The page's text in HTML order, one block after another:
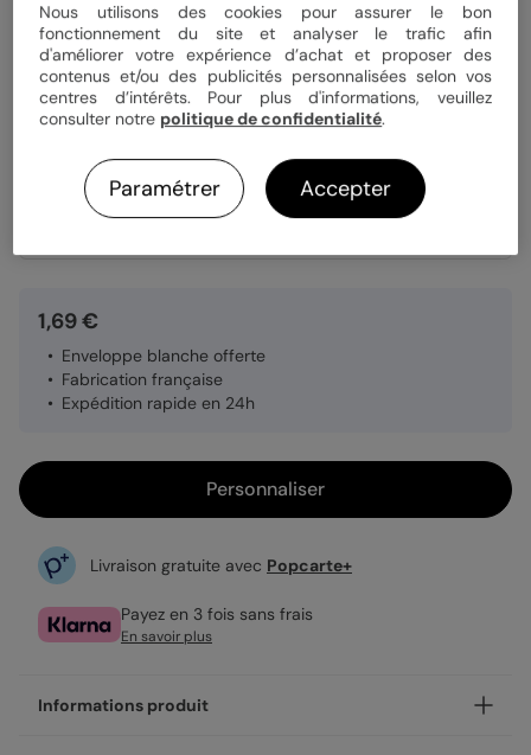
Format 14x14 cm plié
Quantité Échantillon personnalisé
1,69 €
Enveloppe blanche offerte
Fabrication française
Expédition rapide en 24h
Personnaliser
Livraison gratuite avec Popcarte+
Payez en 3 fois sans frais
En savoir plus
Informations produit
Nous utilisons des cookies pour assurer le bon
fonctionnement du site et analyser le trafic afin
d'améliorer votre expérience d’achat et proposer des
contenus et/ou des publicités personnalisées selon vos
centres d’intérêts. Pour plus d'informations, veuillez
consulter notre politique de confidentialité.
Paramétrer Accepter